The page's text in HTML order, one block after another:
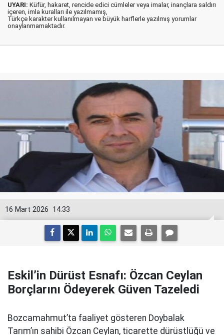
UYARI: Küfür, hakaret, rencide edici cümleler veya imalar, inançlara saldırı
içeren, imla kuralları ile yazılmamış,
Türkçe karakter kullanılmayan ve büyük harflerle yazılmış yorumlar
onaylanmamaktadır.
14:33
16 Mart 2026
Eskil’in Dürüst Esnafı: Özcan Ceylan
Borçlarını Ödeyerek Güven Tazeledi
Bozcamahmut’ta faaliyet gösteren Doybalak
Tarım’ın sahibi Özcan Ceylan, ticarette dürüstlüğü ve